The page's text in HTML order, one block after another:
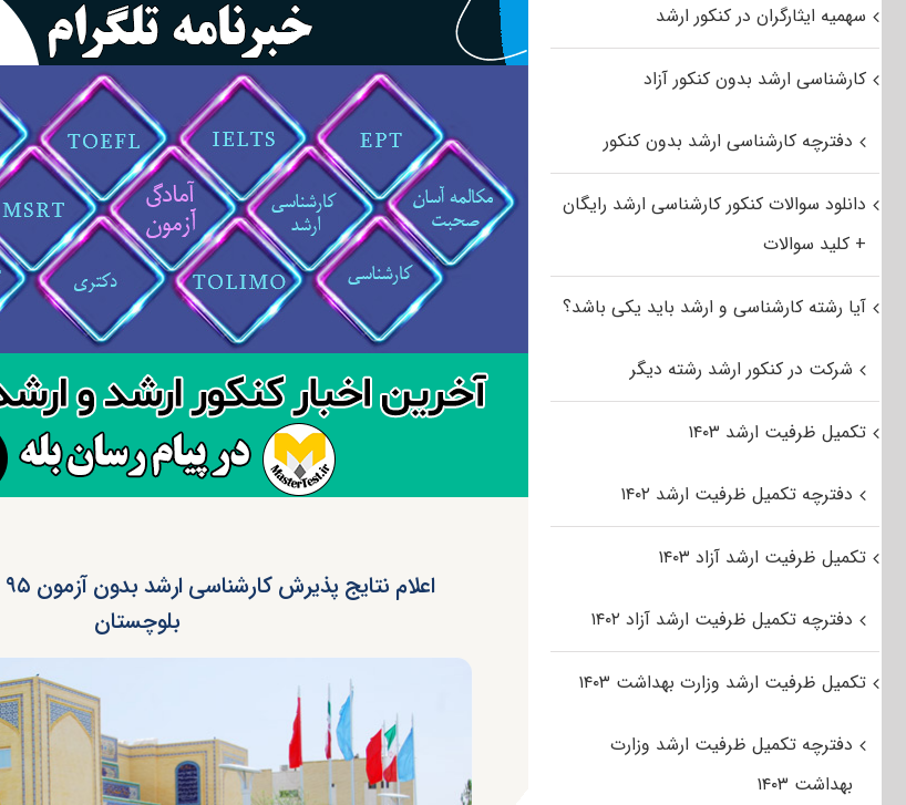
بلوچستان
سهمیه ایثارگران در کنکور ارشد
کارشناسی ارشد بدون کنکور آزاد
دفترچه کارشناسی ارشد بدون کنکور
دانلود سوالات کنکور کارشناسی ارشد رایگان
+ کلید سوالات
آیا رشته کارشناسی و ارشد باید یکی باشد؟
شرکت در کنکور ارشد رشته دیگر
تکمیل ظرفیت ارشد ۱۴۰۳
دفترچه تکمیل ظرفیت ارشد ۱۴۰۲
تکمیل ظرفیت ارشد آزاد ۱۴۰۳
دفترچه تکمیل ظرفیت ارشد آزاد ۱۴۰۲
تکمیل ظرفیت ارشد وزارت بهداشت ۱۴۰۳
دفترچه تکمیل ظرفیت ارشد وزارت
بهداشت ۱۴۰۳